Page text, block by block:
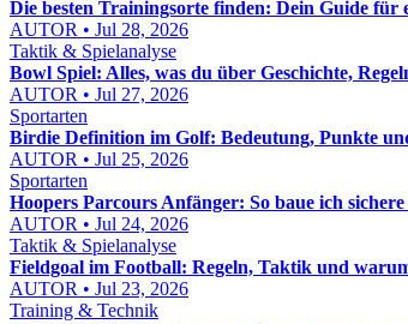
Die besten Trainingsorte finden: Dein Guide für
AUTOR • Jul 28, 2026
Taktik & Spielanalyse
Bowl Spiel: Alles, was du über Geschichte,
AUTOR • Jul 27, 2026
Sportarten
Birdie Definition im Golf: Bedeutung, Punkte
AUTOR • Jul 25, 2026
Sportarten
Hoopers Parcours Anfänger: So baue ich
AUTOR • Jul 24, 2026
Taktik & Spielanalyse
Fieldgoal im Football: Regeln, Taktik und
AUTOR • Jul 23, 2026
Training & Technik